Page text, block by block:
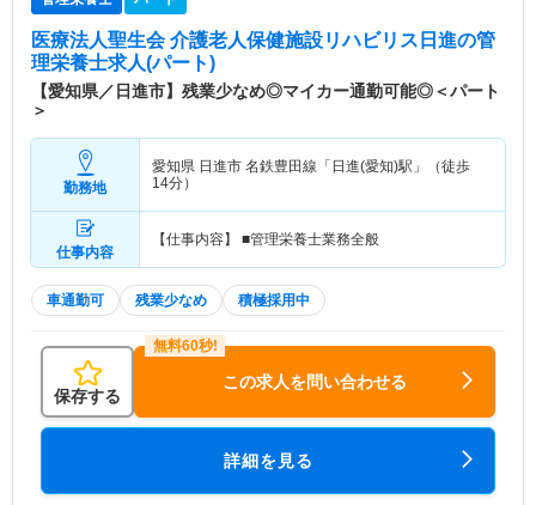
医療法人聖生会 介護老人保健施設リハビリス日進の管
理栄養士求人(パート)
【愛知県／日進市】残業少なめ◎マイカー通勤可能◎＜パート
＞
勤務地
愛知県 日進市 名鉄豊田線「日進(愛知)駅」（徒歩
14分）
仕事内容
【仕事内容】 ■管理栄養士業務全般
車通勤可 残業少なめ 積極採用中
保存する
この求人を問い合わせる
詳細を見る